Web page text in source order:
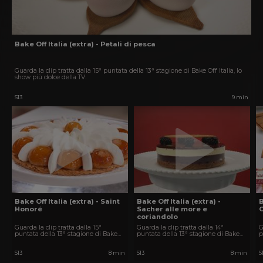
Bake Off Italia (extra) - Petali di pesca
Guarda la clip tratta dalla 15ª puntata della 13ª stagione di Bake Off Italia, lo
show più dolce della TV.
S13 9 min
Bake Off Italia (extra) - Saint
Honoré
Guarda la clip tratta dalla 15ª
puntata della 13ª stagione di Bake
S13 8 min
Bake Off Italia (extra) -
Sacher alle more e
coriandolo
Guarda la clip tratta dalla 14ª
puntata della 13ª stagione di Bake
S13 8 min